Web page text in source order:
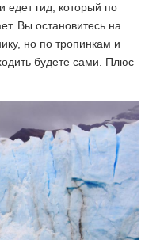
едет гид, который по
Вы остановитесь на
но по тропинкам и
будете сами. Плюс